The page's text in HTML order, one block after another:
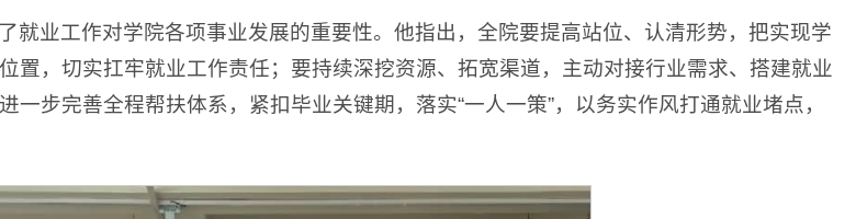
就业工作对学院各项事业发展的重要性。他指出，全院要提高站位、认清形势，把实现学
置，切实扛牢就业工作责任；要持续深挖资源、拓宽渠道，主动对接行业需求、搭建就业
一步完善全程帮扶体系，紧扣毕业关键期，落实“一人一策”，以务实作风打通就业堵点，